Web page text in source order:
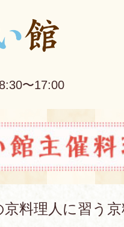
〜17:00
中文
京料理人に習う